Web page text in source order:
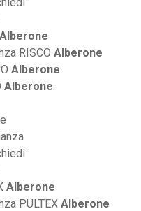
Alberone
RISCO Alberone
Alberone
Alberone
Alberone
PULTEX Alberone